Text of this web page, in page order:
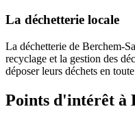
La déchetterie locale
La déchetterie de Berchem-
recyclage et la gestion des
déposer leurs déchets en
Points d'intérêt à